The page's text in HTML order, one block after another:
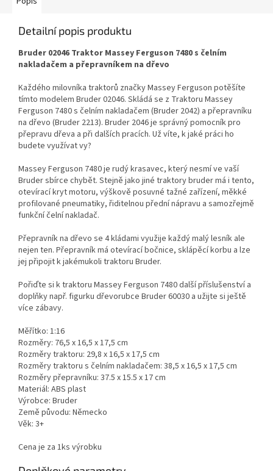
Detailní popis produktu
Bruder 02046 Traktor Massey Ferguson 7480 s čelním
nakladačem a přepravníkem na dřevo
Každého milovníka traktorů značky Massey Ferguson potěšíte
tímto modelem Bruder 02046. Skládá se z Traktoru Massey
Ferguson 7480 s čelním nakladačem (Bruder 2042) a přepravníku
na dřevo (Bruder 2213). Bruder 2046 je správný pomocník pro
přepravu dřeva a při dalších pracích. Už víte, k jaké práci ho
budete využívat vy?
Massey Ferguson 7480 je rudý krasavec, který nesmí ve vaší
Bruder sbírce chybět. Stejně jako jiné traktory bruder má i tento,
otevírací kryt motoru, výškově posuvné tažné zařízení, měkké
profilované pneumatiky, řiditelnou přední nápravu a samozřejmě
funkční čelní nakladač.
Přepravník na dřevo se 4 kládami využije každý malý lesník ale
nejen ten. Přepravník má otevírací bočnice, sklápěcí korbu a lze
jej připojit k jakémukoli traktoru Bruder.
Pořiďte si k traktoru Massey Ferguson 7480 další příslušenství a
doplňky např. figurku dřevorubce Bruder 60030 a užijte si ještě
více zábavy.
Měřítko: 1:16
Rozměry: 76,5 x 16,5 x 17,5 cm
Rozměry traktoru: 29,8 x 16,5 x 17,5 cm
Rozměry traktoru s čelním nakladačem: 38,5 x 16,5 x 17,5 cm
Rozměry přepravníku: 37.5 x 15.5 x 17 cm
Materiál: ABS plast
Výrobce: Bruder
Země původu: Německo
Věk: 3+
Cena je za 1ks výrobku